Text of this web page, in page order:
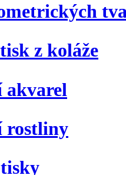
z koláže
rostliny